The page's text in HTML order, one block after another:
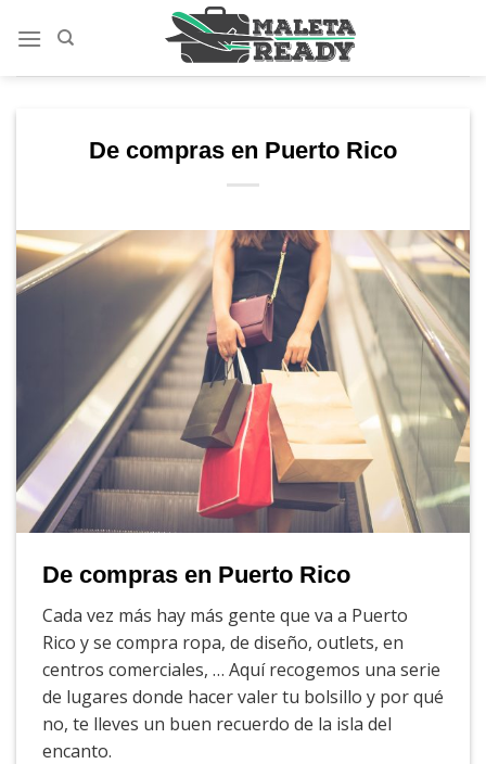
De compras en Puerto Rico
De compras en Puerto Rico
Cada vez más hay más gente que va a Puerto
Rico y se compra ropa, de diseño, outlets, en
centros comerciales, … Aquí recogemos una serie
de lugares donde hacer valer tu bolsillo y por qué
no, te lleves un buen recuerdo de la isla del
encanto.